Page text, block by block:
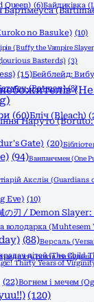
Queen) (6)Байдиківка
Бартімеуса
no Basuke) (10)
(Buffy the Vampire
Basterds) (3)
(15)Бейблейд:
(Batman) (8)
(60)Бліч (Bleach)
Наруто
Gate) (20)
(94)Ванпанчмен (One
Акслін (Guardians
Eve) (10)
の刃 / Demon
володарка
(88)Версаль
дітей (The Child
років ти
Thirty Years of
(22)Вогнем і мечем
(120)